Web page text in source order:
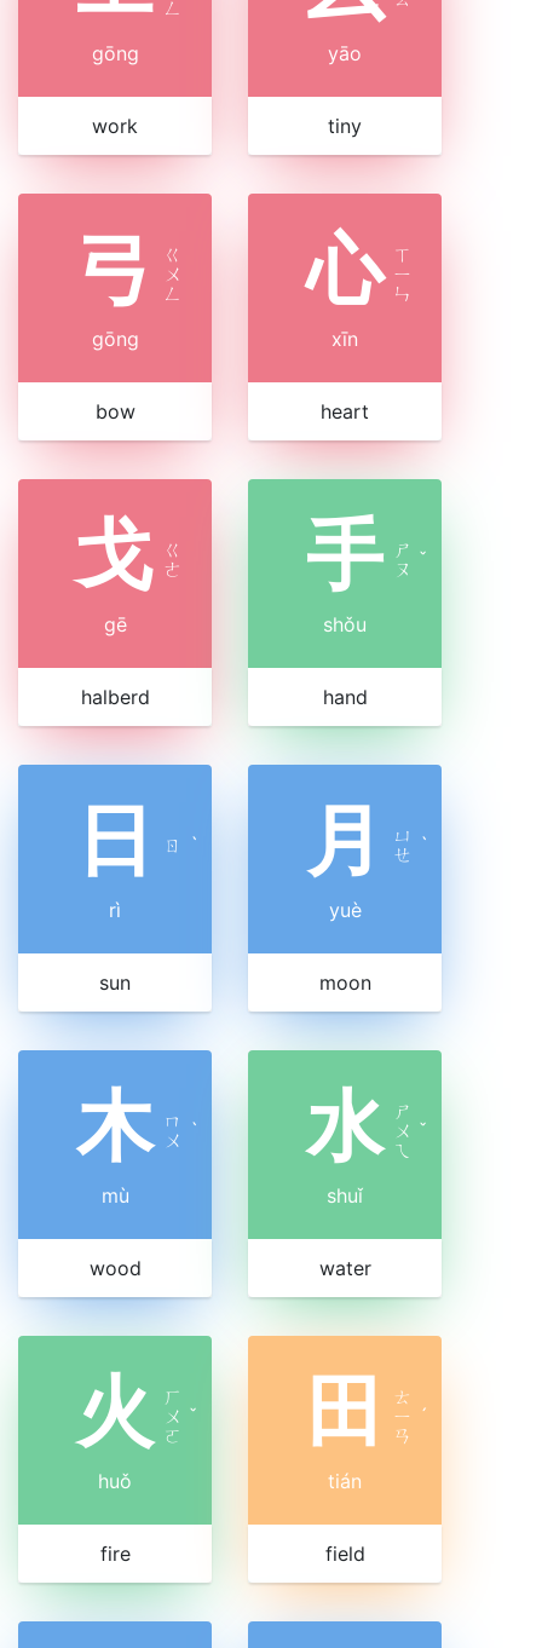
ㄥ
gōng
work
yāo
tiny
弓
ㄍ
ㄨ
ㄥ
gōng
bow
心 ㄒ
ㄧ
ㄣ
xīn
heart
戈 ㄍ
ㄜ
gē
halberd
手 ㄕ
ㄡ ˇ
shǒu
hand
日 ㄖ ˋ
rì
sun
月
ㄩ
ㄝ ˋ
yuè
moon
木 ㄇ
ㄨ ˋ
mù
wood
水 ㄕ
ㄨ
ㄟ
ˇ
shuǐ
water
火
ㄏ
ㄨ
ㄛ
ˇ
huǒ
fire
田
ㄊ
ㄧ
ㄢ
ˊ
tián
field